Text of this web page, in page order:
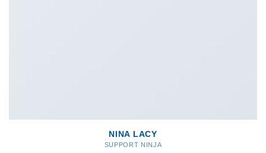
NINA LACY
SUPPORT NINJA